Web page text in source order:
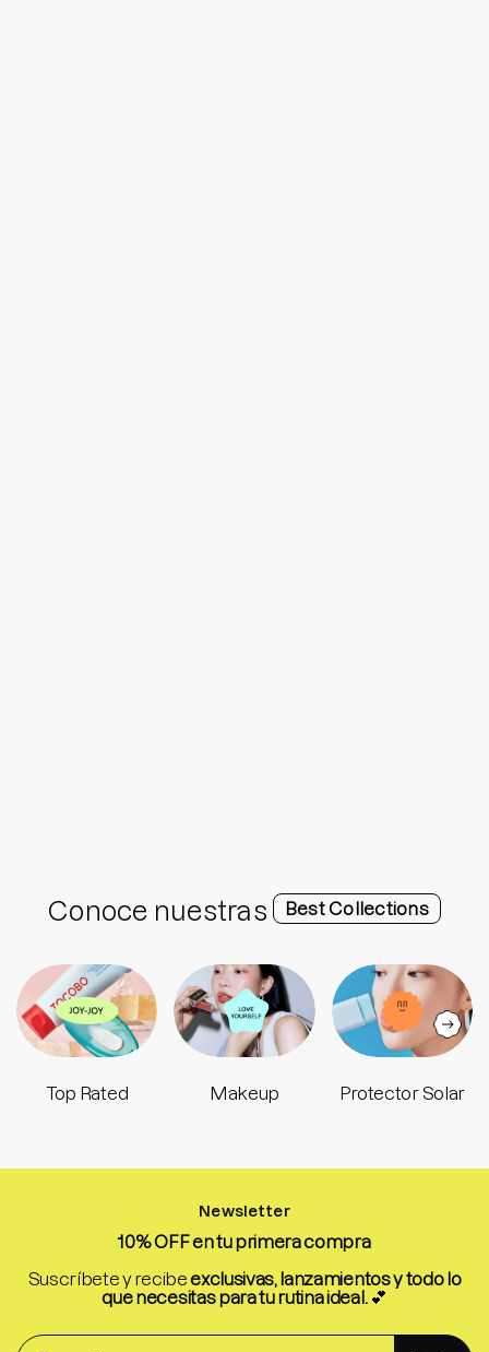
Conoce nuestras Best Collections
Top Rated Makeup Protector Solar
Newsletter
10% OFF en tu primera compra
Suscríbete y recibeexclusivas, lanzamientos y todo lo
que necesitas para tu rutina ideal.💕